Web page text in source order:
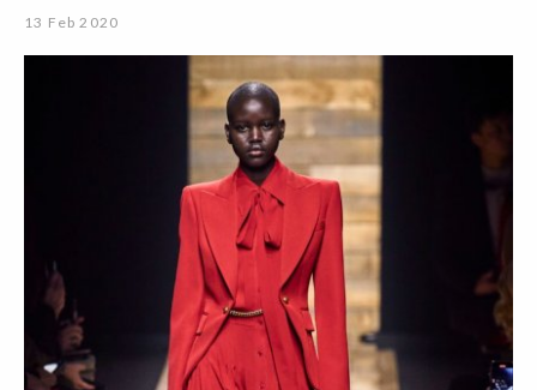
13 Feb 2020